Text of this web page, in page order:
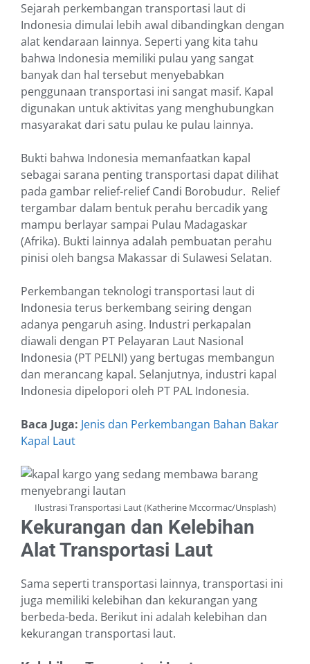
Sejarah perkembangan transportasi laut di
Indonesia dimulai lebih awal dibandingkan dengan
alat kendaraan lainnya. Seperti yang kita tahu
bahwa Indonesia memiliki pulau yang sangat
banyak dan hal tersebut menyebabkan
penggunaan transportasi ini sangat masif. Kapal
digunakan untuk aktivitas yang menghubungkan
masyarakat dari satu pulau ke pulau lainnya.
Bukti bahwa Indonesia memanfaatkan kapal
sebagai sarana penting transportasi dapat dilihat
pada gambar relief-relief Candi Borobudur. Relief
tergambar dalam bentuk perahu bercadik yang
mampu berlayar sampai Pulau Madagaskar
(Afrika). Bukti lainnya adalah pembuatan perahu
pinisi oleh bangsa Makassar di Sulawesi Selatan.
Perkembangan teknologi transportasi laut di
Indonesia terus berkembang seiring dengan
adanya pengaruh asing. Industri perkapalan
diawali dengan PT Pelayaran Laut Nasional
Indonesia (PT PELNI) yang bertugas membangun
dan merancang kapal. Selanjutnya, industri kapal
Indonesia dipelopori oleh PT PAL Indonesia.
Baca Juga: Jenis dan Perkembangan Bahan Bakar
Kapal Laut
Ilustrasi Transportasi Laut (Katherine Mccormac/Unsplash)
Kekurangan dan Kelebihan
Alat Transportasi Laut
Sama seperti transportasi lainnya, transportasi ini
juga memiliki kelebihan dan kekurangan yang
berbeda-beda. Berikut ini adalah kelebihan dan
kekurangan transportasi laut.